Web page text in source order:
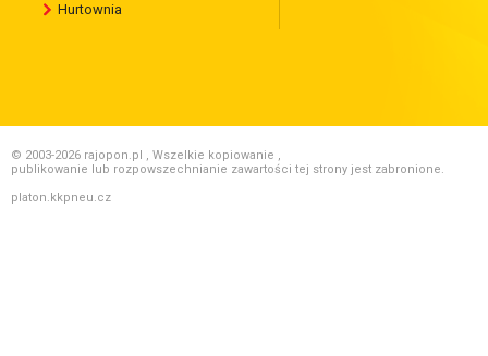
Hurtownia
© 2003-2026 rajopon.pl , Wszelkie kopiowanie ,
publikowanie lub rozpowszechnianie zawartości tej strony jest zabronione.
platon.kkpneu.cz